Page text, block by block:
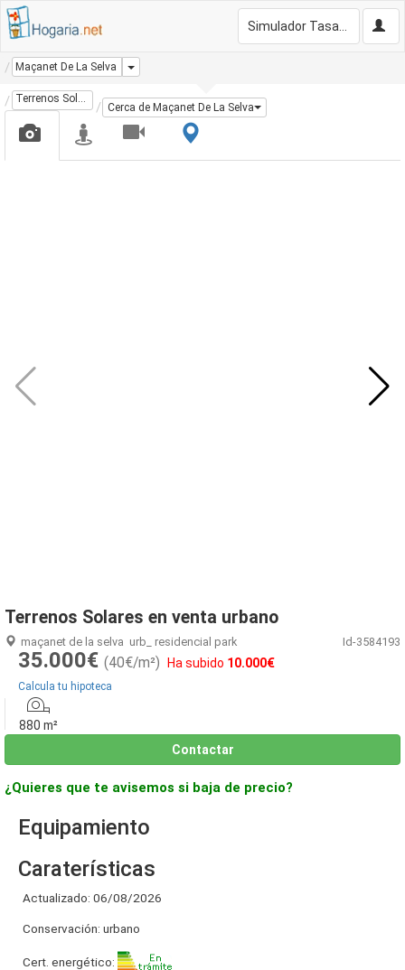
Maçanet De La Selva Dropdown
Terrenos Solares
Cerca de Maçanet De La Selva
Terrenos Solares en venta urbano
maçanet de la selva urb_ residencial park Id-3584193
35.000€ (40€/m²) Ha subido 10.000€
Calcula tu hipoteca
880 m²
Contactar
¿Quieres que te avisemos si baja de precio?
Equipamiento
Caraterísticas
Actualizado: 06/08/2026
Conservación: urbano
Cert. energético: